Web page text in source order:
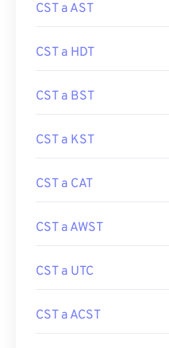
CST a AST
CST a HDT
CST a BST
CST a KST
CST a CAT
CST a AWST
CST a UTC
CST a ACST